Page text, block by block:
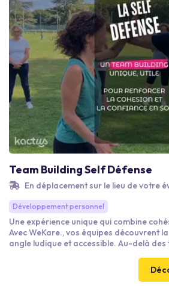
Team Building Self Défense
En déplacement sur le lieu de votre
Développement personnel
Une expérience unique qui combine
Avec WeKare., vos équipes découvrent
angle ludique et accessible. Au-delà des
juste. Un Team Building innovant, aligné
Diversité, Équité & Inclusion, qui laisse